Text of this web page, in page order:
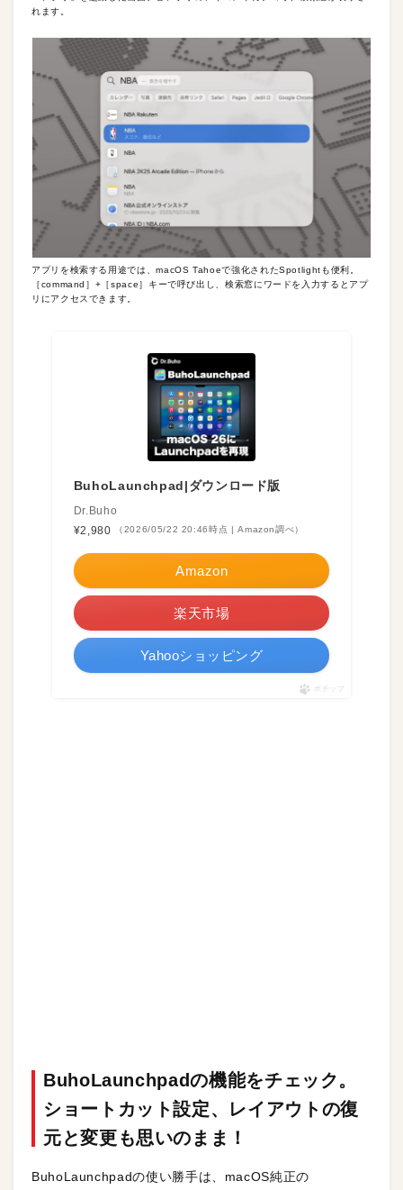
れます。
アプリを検索する用途では、macOS Tahoeで強化されたSpotlightも便利。
［command］+［space］キーで呼び出し、検索窓にワードを入力するとアプ
リにアクセスできます。
BuhoLaunchpad|ダウンロード版
Dr.Buho
¥2,980
（2026/05/22 20:46時点 | Amazon調べ）
Amazon
楽天市場
Yahooショッピング
ポチップ
BuhoLaunchpadの機能をチェック。
ショートカット設定、レイアウトの復
元と変更も思いのまま！
BuhoLaunchpadの使い勝手は、macOS純正の